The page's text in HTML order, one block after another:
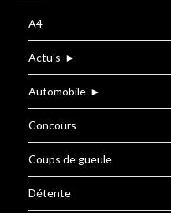
A4
Actu's ►
Automobile ►
Concours
Coups de gueule
Détente